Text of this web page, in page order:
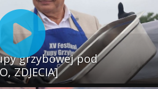
grzybowej pod
ZDJECIA]